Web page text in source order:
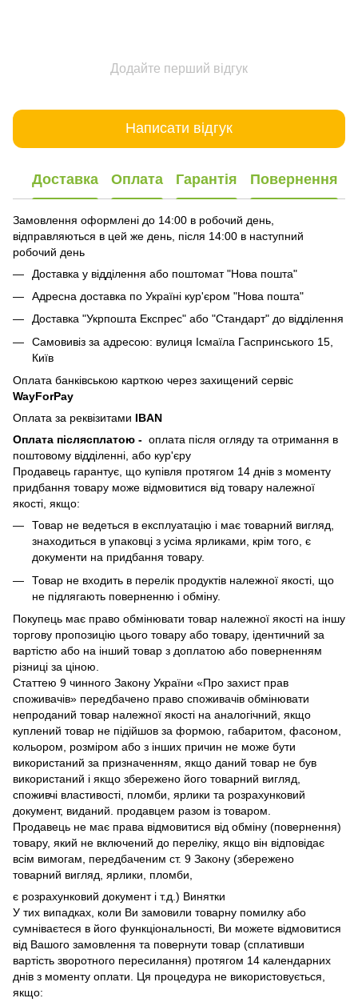
Додайте перший відгук
Написати відгук
Доставка Оплата Гарантія Повернення
Замовлення оформлені до 14:00 в робочий день,
відправляються в цей же день, після 14:00 в наступний
робочий день
Доставка у відділення або поштомат "Нова пошта"
Адресна доставка по Україні кур'єром "Нова пошта"
Доставка "Укрпошта Експрес" або "Стандарт" до відділення
Самовивіз за адресою: вулиця Ісмаїла Гаспринського 15,
Київ
Оплата банківською карткою через захищений сервіс
WayForPay
Оплата за реквізитами IBAN
Оплата післясплатою - оплата після огляду та отримання в
поштовому відділенні, або кур'єру
Продавець гарантує, що купівля протягом 14 днів з моменту
придбання товару може відмовитися від товару належної
якості, якщо:
Товар не ведеться в експлуатацію і має товарний вигляд,
знаходиться в упаковці з усіма ярликами, крім того, є
документи на придбання товару.
Товар не входить в перелік продуктів належної якості, що
не підлягають поверненню і обміну.
Покупець має право обмінювати товар належної якості на іншу
торгову пропозицію цього товару або товару, ідентичний за
вартістю або на інший товар з доплатою або поверненням
різниці за ціною.
Статтею 9 чинного Закону України «Про захист прав
споживачів» передбачено право споживачів обмінювати
непроданий товар належної якості на аналогічний, якщо
куплений товар не підійшов за формою, габаритом, фасоном,
кольором, розміром або з інших причин не може бути
використаний за призначенням, якщо даний товар не був
використаний і якщо збережено його товарний вигляд,
споживчі властивості, пломби, ярлики та розрахунковий
документ, виданий. продавцем разом із товаром.
Продавець не має права відмовитися від обміну (повернення)
товару, який не включений до переліку, якщо він відповідає
всім вимогам, передбаченим ст. 9 Закону (збережено
товарний вигляд, ярлики, пломби,
є розрахунковий документ і т.д.) Винятки
У тих випадках, коли Ви замовили товарну помилку або
сумніваєтеся в його функціональності, Ви можете відмовитися
від Вашого замовлення та повернути товар (сплативши
вартість зворотного пересилання) протягом 14 календарних
днів з моменту оплати. Ця процедура не використовується,
якщо: